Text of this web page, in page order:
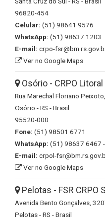
96820-454
Celular: (51) 98641 9576
WhatsApp: (51) 98637 1203
E-mail: crpo-
Ver no Google Maps
Osório - CRPO Litoral
Rua Marechal Floriano
Osório - RS - Brasil
95520-000
Fone: (51) 98501 6771
WhatsApp: (51) 98637 6467
E-mail: crpol-
Ver no Google Maps
Pelotas - FSR CRPO
Avenida Bento Gonçalves,
Pelotas - RS - Brasil